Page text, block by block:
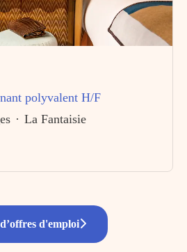
polyvalent H/F
· La Fantaisie
d'emploi